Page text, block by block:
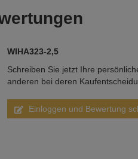
WIHA323-2,5
Schreiben Sie jetzt Ihre
anderen bei deren
Einloggen und Bewertung